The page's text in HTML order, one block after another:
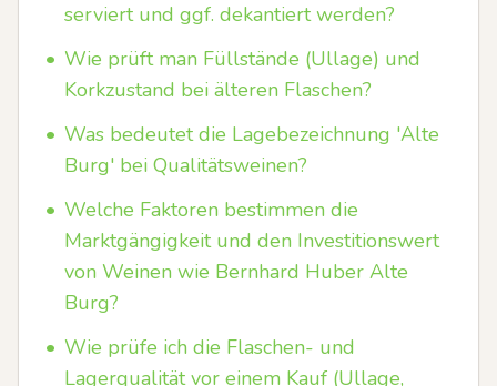
serviert und ggf. dekantiert werden?
• Wie prüft man Füllstände (Ullage) und
Korkzustand bei älteren Flaschen?
• Was bedeutet die Lagebezeichnung 'Alte
Burg' bei Qualitätsweinen?
• Welche Faktoren bestimmen die
Marktgängigkeit und den Investitionswert
von Weinen wie Bernhard Huber Alte
Burg?
• Wie prüfe ich die Flaschen- und
Lagerqualität vor einem Kauf (Ullage,